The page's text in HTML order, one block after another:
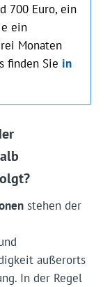
700 Euro, ein
ein
Monaten
finden Sie in
stehen der
außerorts
In der Regel